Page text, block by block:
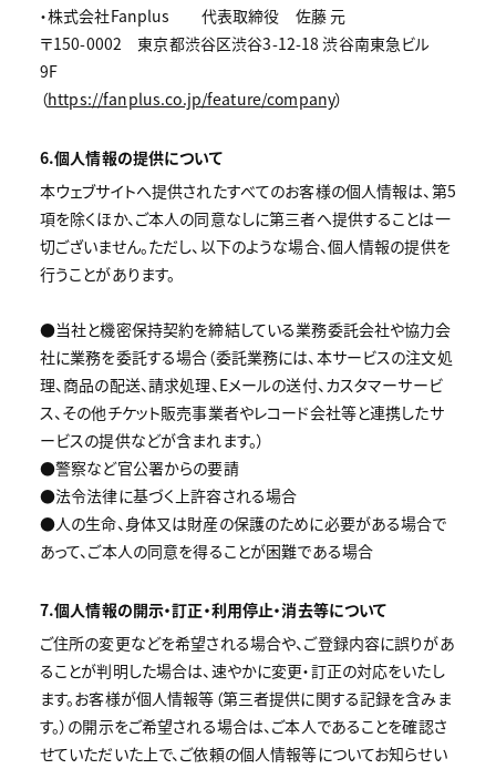
・株式会社Fanplus 代表取締役 佐藤 元
〒150-0002 東京都渋谷区渋谷3-12-18 渋谷南東急ビル
9F
（https://fanplus.co.jp/feature/company）
6.個人情報の提供について
本ウェブサイトへ提供されたすべてのお客様の個人情報は、第5
項を除くほか、ご本人の同意なしに第三者へ提供することは一
切ございません。ただし、以下のような場合、個人情報の提供を
行うことがあります。
●当社と機密保持契約を締結している業務委託会社や協力会
社に業務を委託する場合（委託業務には、本サービスの注文処
理、商品の配送、請求処理、Eメールの送付、カスタマーサービ
ス、その他チケット販売事業者やレコード会社等と連携したサ
ービスの提供などが含まれます。）
●警察など官公署からの要請
●法令法律に基づく上許容される場合
●人の生命、身体又は財産の保護のために必要がある場合で
あって、ご本人の同意を得ることが困難である場合
7.個人情報の開示・訂正・利用停止・消去等について
ご住所の変更などを希望される場合や、ご登録内容に誤りがあ
ることが判明した場合は、速やかに変更・訂正の対応をいたし
ます。お客様が個人情報等（第三者提供に関する記録を含みま
す。）の開示をご希望される場合は、ご本人であることを確認さ
せていただいた上で、ご依頼の個人情報等についてお知らせい